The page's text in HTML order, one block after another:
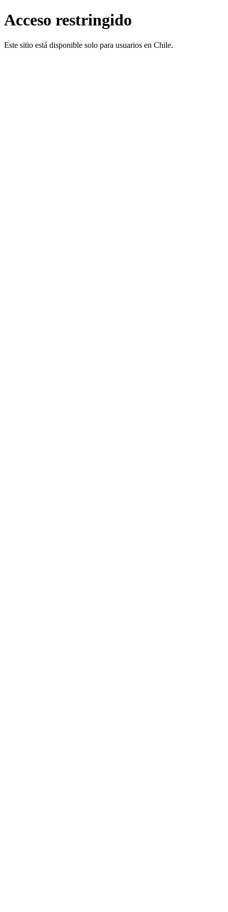
Acceso restringido
Este sitio está disponible solo para usuarios en Chile.